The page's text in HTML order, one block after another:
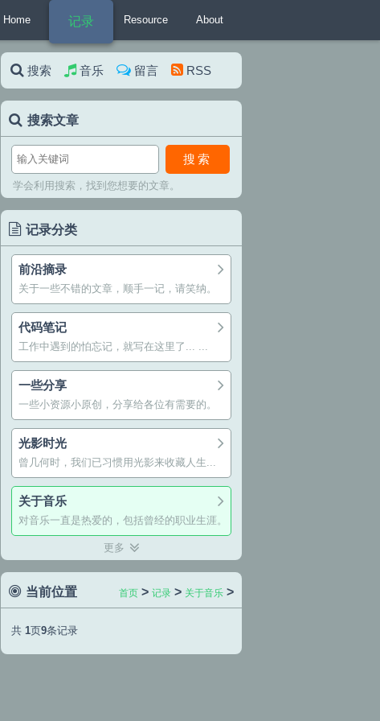
Home 记录 Resource About
搜索 音乐 留言 RSS
搜索文章
搜索
学会利用搜索，找到您想要的文章。
记录分类
前沿摘录
关于一些不错的文章，顺手一记，请笑纳。
代码笔记
工作中遇到的怕忘记，就写在这里了... ...
一些分享
一些小资源小原创，分享给各位有需要的。
光影时光
曾几何时，我们已习惯用光影来收藏人生...
关于音乐
对音乐一直是热爱的，包括曾经的职业生涯。
更多
当前位置 首页 > 记录 > 关于音乐 >
共 1页9条记录